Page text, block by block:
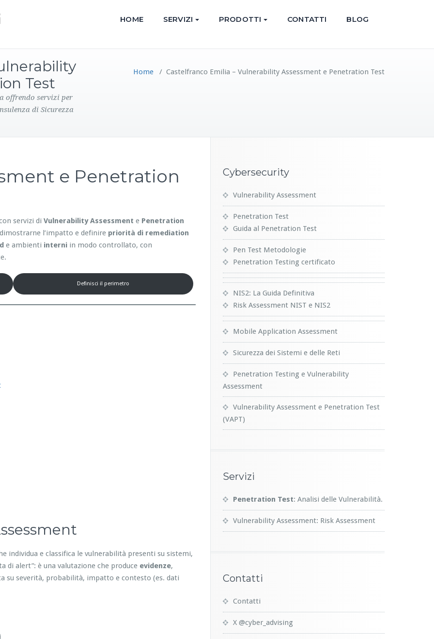
HOME SERVIZI PRODOTTI CONTATTI BLOG
Test
offrendo servizi per
di Sicurezza
Home / Castelfranco Emilia – Vulnerability Assessment e Penetration Test
e Penetration
servizi di Vulnerability Assessment e Penetration
l’impatto e definire priorità di remediation
e ambienti interni in modo controllato, con
Definisci il perimetro
individua e classifica le vulnerabilità presenti su sistemi,
di alert”: è una valutazione che produce evidenze,
su severità, probabilità, impatto e contesto (es. dati
Cybersecurity
Vulnerability Assessment
Penetration Test
Guida al Penetration Test
Pen Test Metodologie
Penetration Testing certificato
NIS2: La Guida Definitiva
Risk Assessment NIST e NIS2
Mobile Application Assessment
Sicurezza dei Sistemi e delle Reti
Penetration Testing e Vulnerability
Assessment
Vulnerability Assessment e Penetration Test
(VAPT)
Servizi
Penetration Test: Analisi delle Vulnerabilità.
Vulnerability Assessment: Risk Assessment
Contatti
Contatti
X @cyber_advising